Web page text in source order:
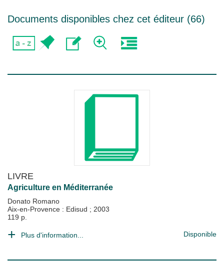
Documents disponibles chez cet éditeur (66)
LIVRE
Agriculture en Méditerranée
Donato Romano
Aix-en-Provence : Edisud ; 2003
119 p.
Plus d'information... Disponible